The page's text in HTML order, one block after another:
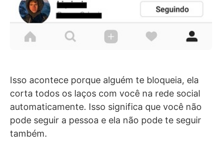
Isso acontece porque alguém te bloqueia, ela
corta todos os laços com você na rede social
automaticamente. Isso significa que você não
pode seguir a pessoa e ela não pode te seguir
também.